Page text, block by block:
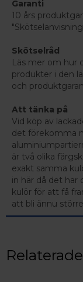
Garanti
10 års
Skötselråd
Läs mer om hur
produkter i den
och
Att tänka på
Vid köp av
det förekomma
är två olika
exakt samma
in här då det har
kulör för att få
att bli ännu